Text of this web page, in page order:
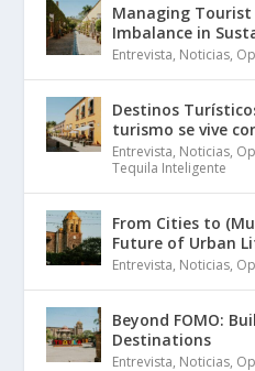
Managing
Imbalance in
Entrevista, Noticias,
Destinos
turismo se vive
Entrevista, Noticias,
Tequila Inteligente
From Cities to
Future of Urban
Entrevista, Noticias,
Beyond FOMO:
Destinations
Entrevista, Noticias,